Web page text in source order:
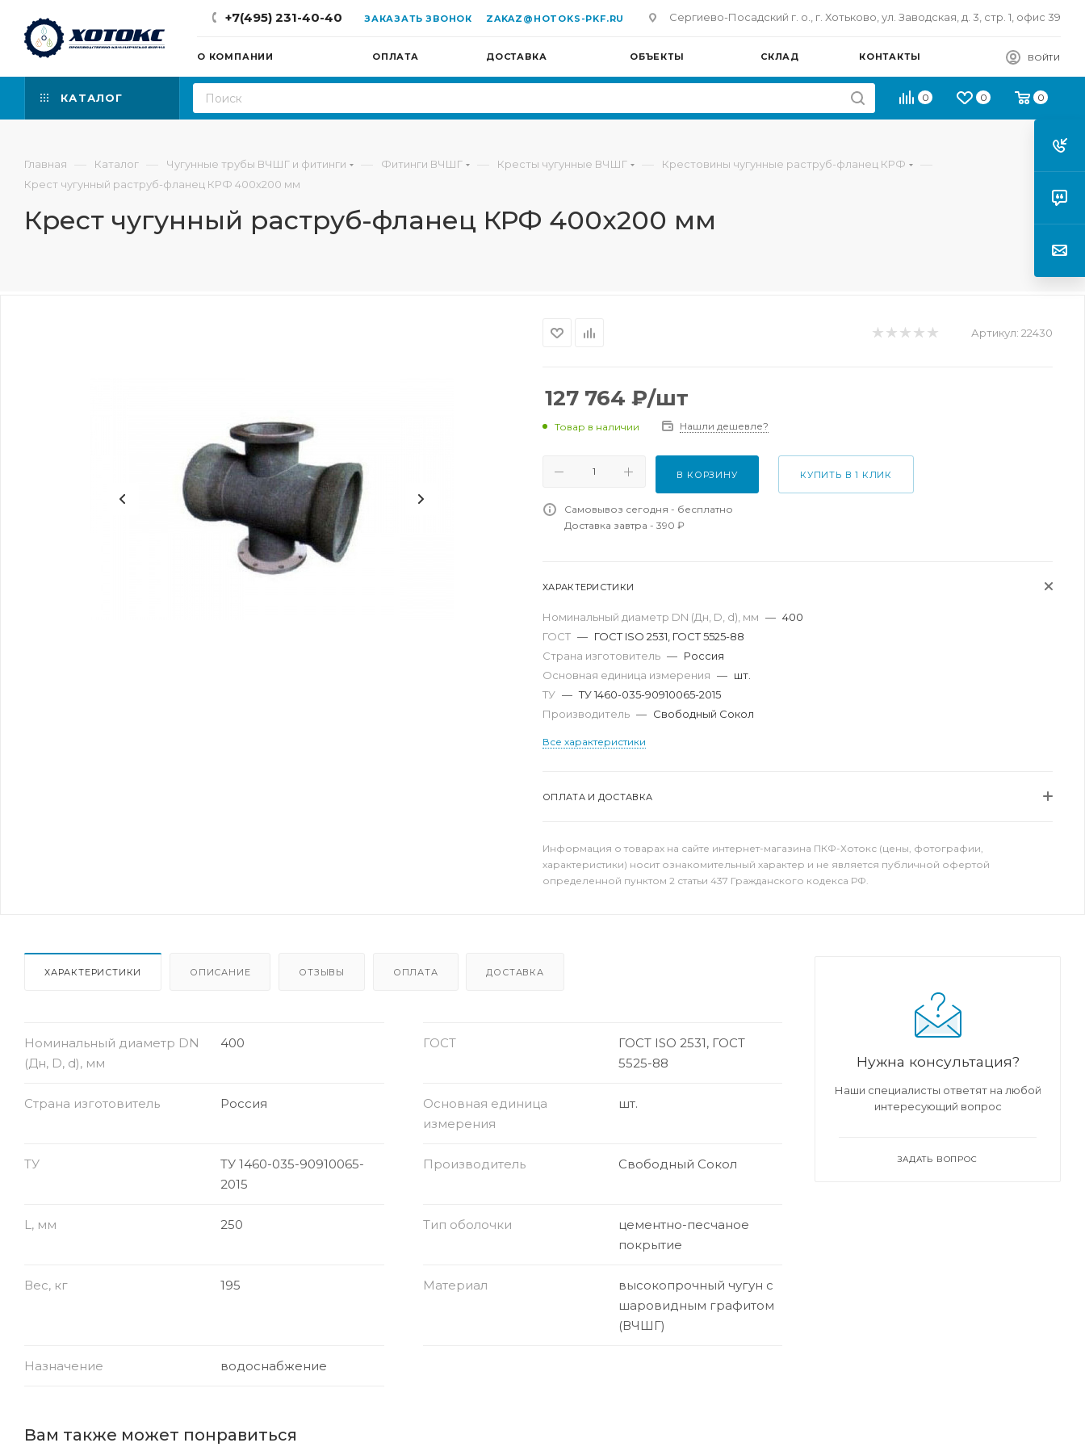
+7(495) 231-40-40 ЗАКАЗАТЬ ЗВОНОК ZAKAZ@HOTOKS-PKF.RU Сергиево-Посадский г. о., г. Хотьково, ул. Заводская, д. 3, стр. 1, офис 39
О КОМПАНИИ ОПЛАТА ДОСТАВКА ОБЪЕКТЫ СКЛАД КОНТАКТЫ ВОЙТИ
КАТАЛОГ 0 0 0
Главная — Каталог — Чугунные трубы ВЧШГ и фитинги — Фитинги ВЧШГ — Кресты чугунные ВЧШГ — Крестовины чугунные раструб-фланец КРФ —
Крест чугунный раструб-фланец КРФ 400х200 мм
Крест чугунный раструб-фланец КРФ 400х200 мм
Артикул: 22430
127 764 ₽/шт
Товар в наличии Нашли дешевле?
В КОРЗИНУ КУПИТЬ В 1 КЛИК
Самовывоз сегодня - бесплатно
Доставка завтра - 390 ₽
ХАРАКТЕРИСТИКИ
Номинальный диаметр DN (Дн, D, d), мм — 400
ГОСТ — ГОСТ ISO 2531, ГОСТ 5525-88
Страна изготовитель — Россия
Основная единица измерения — шт.
ТУ — ТУ 1460-035-90910065-2015
Производитель — Свободный Сокол
Все характеристики
ОПЛАТА И ДОСТАВКА
Информация о товарах на сайте интернет-магазина ПКФ-Хотокс (цены, фотографии,
характеристики) носит ознакомительный характер и не является публичной офертой
определенной пунктом 2 статьи 437 Гражданского кодекса РФ.
ХАРАКТЕРИСТИКИ ОПИСАНИЕ ОТЗЫВЫ ОПЛАТА ДОСТАВКА
Номинальный диаметр DN
(Дн, D, d), мм
400 ГОСТ
ГОСТ ISO 2531, ГОСТ
5525-88
Страна изготовитель Россия
Основная единица
измерения
шт.
ТУ
ТУ 1460-035-90910065-
2015
Производитель Свободный Сокол
L, мм 250 Тип оболочки
цементно-песчаное
покрытие
Вес, кг 195 Материал
высокопрочный чугун с
шаровидным графитом
(ВЧШГ)
Назначение водоснабжение
Вам также может понравиться
Нужна консультация?
Наши специалисты ответят на любой
интересующий вопрос
ЗАДАТЬ ВОПРОС